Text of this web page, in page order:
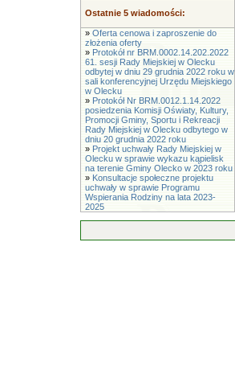
Ostatnie 5 wiadomości:
» Oferta cenowa i zaproszenie do
złożenia oferty
» Protokół nr BRM.0002.14.202.2022
61. sesji Rady Miejskiej w Olecku
odbytej w dniu 29 grudnia 2022 roku w
sali konferencyjnej Urzędu Miejskiego
w Olecku
» Protokół Nr BRM.0012.1.14.2022
posiedzenia Komisji Oświaty, Kultury,
Promocji Gminy, Sportu i Rekreacji
Rady Miejskiej w Olecku odbytego w
dniu 20 grudnia 2022 roku
» Projekt uchwały Rady Miejskiej w
Olecku w sprawie wykazu kąpielisk
na terenie Gminy Olecko w 2023 roku
» Konsultacje społeczne projektu
uchwały w sprawie Programu
Wspierania Rodziny na lata 2023-
2025